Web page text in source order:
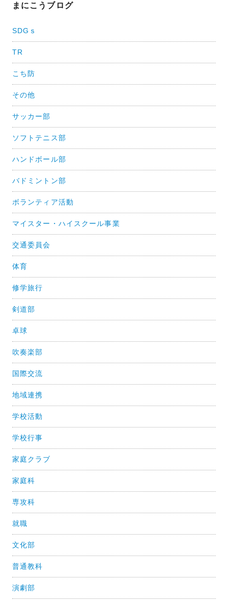
ナ
ゲ
ー
シ
ョ
ン
まにこうブログ
SDGｓ
TR
こち防
その他
サッカー部
ソフトテニス部
ハンドボール部
バドミントン部
ボランティア活動
マイスター・ハイスクール事業
交通委員会
体育
修学旅行
剣道部
卓球
吹奏楽部
国際交流
地域連携
学校活動
学校行事
家庭クラブ
家庭科
専攻科
就職
文化部
普通教科
演劇部